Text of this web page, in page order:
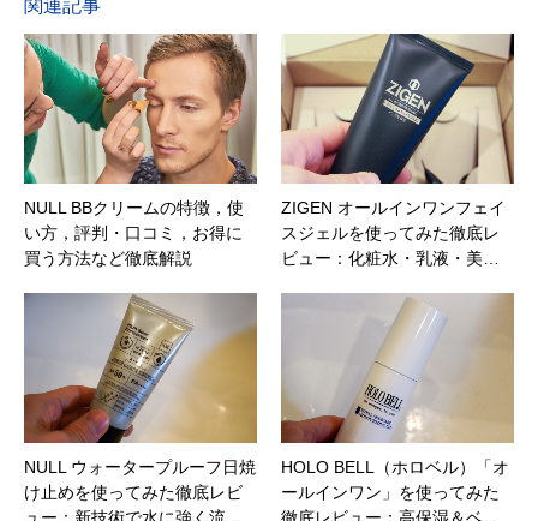
関連記事
NULL BBクリームの特徴，使
い方，評判・口コミ，お得に
買う方法など徹底解説
ZIGEN オールインワンフェイ
スジェルを使ってみた徹底レ
ビュー：化粧水・乳液・美…
NULL ウォータープルーフ日焼
け止めを使ってみた徹底レビ
ュー：新技術で水に強く流…
HOLO BELL（ホロベル）「オ
ールインワン」を使ってみた
徹底レビュー：高保湿＆ベ…